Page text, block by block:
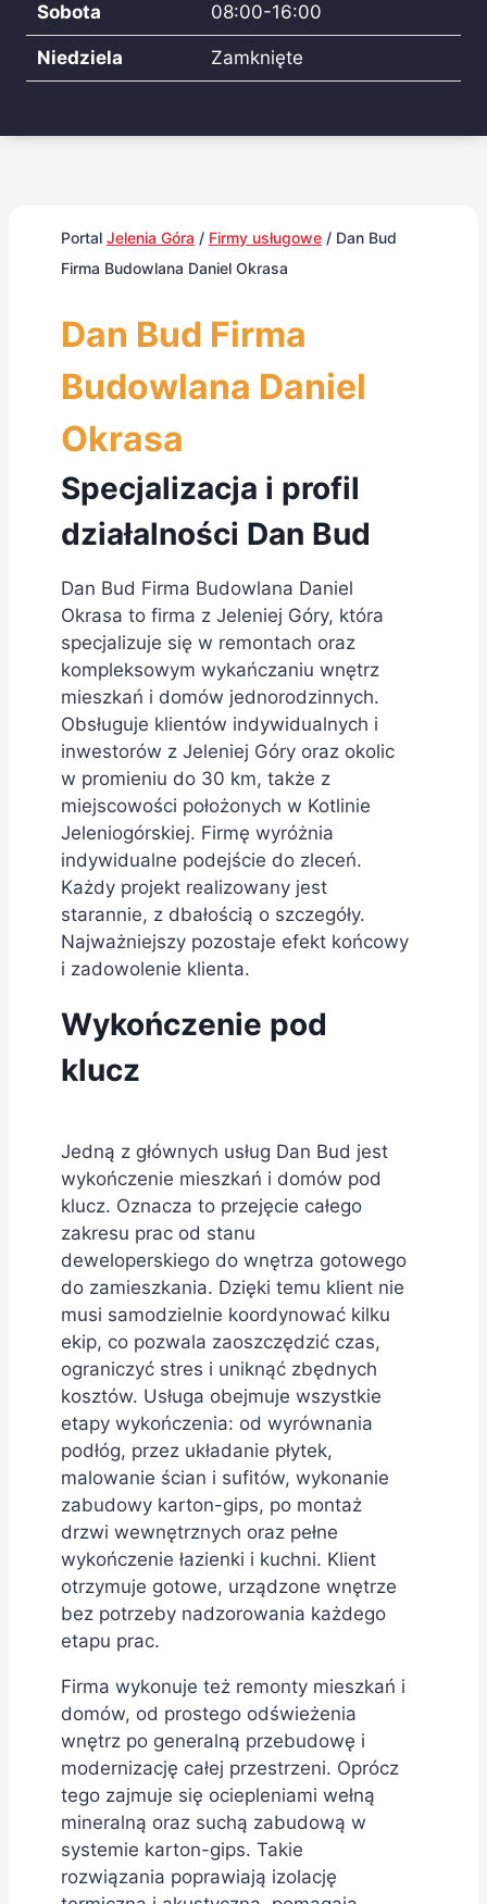
Sobota 08:00-16:00
Niedziela Zamknięte
Portal Jelenia Góra / Firmy usługowe / Dan Bud
Firma Budowlana Daniel Okrasa
Dan Bud Firma
Budowlana Daniel
Okrasa
Specjalizacja i profil
działalności Dan Bud
Dan Bud Firma Budowlana Daniel
Okrasa to firma z Jeleniej Góry, która
specjalizuje się w remontach oraz
kompleksowym wykańczaniu wnętrz
mieszkań i domów jednorodzinnych.
Obsługuje klientów indywidualnych i
inwestorów z Jeleniej Góry oraz okolic
w promieniu do 30 km, także z
miejscowości położonych w Kotlinie
Jeleniogórskiej. Firmę wyróżnia
indywidualne podejście do zleceń.
Każdy projekt realizowany jest
starannie, z dbałością o szczegóły.
Najważniejszy pozostaje efekt końcowy
i zadowolenie klienta.
Wykończenie pod
klucz
Jedną z głównych usług Dan Bud jest
wykończenie mieszkań i domów pod
klucz. Oznacza to przejęcie całego
zakresu prac od stanu
deweloperskiego do wnętrza gotowego
do zamieszkania. Dzięki temu klient nie
musi samodzielnie koordynować kilku
ekip, co pozwala zaoszczędzić czas,
ograniczyć stres i uniknąć zbędnych
kosztów. Usługa obejmuje wszystkie
etapy wykończenia: od wyrównania
podłóg, przez układanie płytek,
malowanie ścian i sufitów, wykonanie
zabudowy karton-gips, po montaż
drzwi wewnętrznych oraz pełne
wykończenie łazienki i kuchni. Klient
otrzymuje gotowe, urządzone wnętrze
bez potrzeby nadzorowania każdego
etapu prac.
Firma wykonuje też remonty mieszkań i
domów, od prostego odświeżenia
wnętrz po generalną przebudowę i
modernizację całej przestrzeni. Oprócz
tego zajmuje się ociepleniami wełną
mineralną oraz suchą zabudową w
systemie karton-gips. Takie
rozwiązania poprawiają izolację